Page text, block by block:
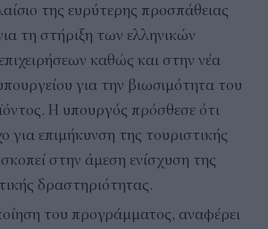
της ευρύτερης προσπάθειας
τη στήριξη των ελληνικών
καθώς και στην νέα
για την βιωσιμότητα του
Η υπουργός πρόσθεσε ότι
για επιμήκυνση της τουριστικής
στην άμεση ενίσχυση της
δραστηριότητας.
του προγράμματος, αναφέρει